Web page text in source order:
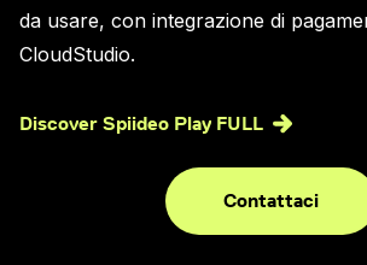
da usare, con integrazione di
CloudStudio.
Discover Spiideo Play FULL
Contattaci